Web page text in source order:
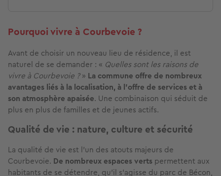
Pourquoi vivre à Courbevoie ?
Avant de choisir un nouveau lieu de résidence, il est
naturel de se demander : « Quelles sont les raisons de
vivre à Courbevoie ?» La commune offre de nombreux
avantages liés à la localisation, à l'offre de services et à
son atmosphère apaisée. Une combinaison qui séduit de
plus en plus de familles et de jeunes actifs.
Qualité de vie : nature, culture et sécurité
La qualité de vie est l’un des atouts majeurs de
Courbevoie. De nombreux espaces verts permettent aux
habitants de se détendre, qu’il s’agisse du parc de Bécon,